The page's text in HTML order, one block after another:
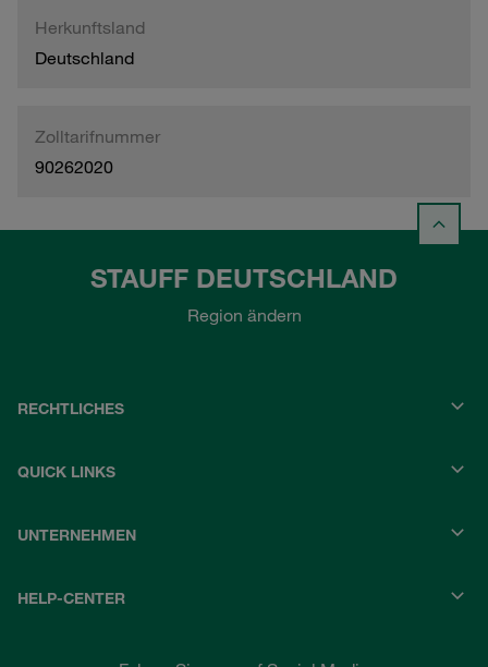
Herkunftsland
Deutschland
Zolltarifnummer
90262020
STAUFF DEUTSCHLAND
Region ändern
RECHTLICHES
QUICK LINKS
UNTERNEHMEN
HELP-CENTER